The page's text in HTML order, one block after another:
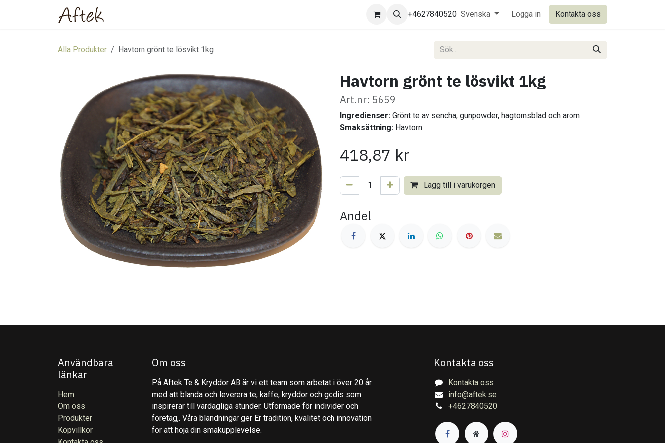
+4627840520 Svenska Logga in Kontakta oss
Alla Produkter Havtorn grönt te lösvikt 1kg
Havtorn grönt te lösvikt 1kg
Art.nr: 5659
Ingredienser: Grönt te av sencha, gunpowder, hagtornsblad och arom
Smaksättning: Havtorn
418,87 kr
Lägg till i varukorgen
Andel
Användbara
länkar
Hem
Om oss
Produkter
Köpvillkor
Om oss
På Aftek Te & Kryddor AB är vi ett team som arbetat i över 20 år
med att blanda och leverera te, kaffe, kryddor och godis som
inspirerar till vardagliga stunder. Utformade för individer och
företag,. Våra blandningar ger Er tradition, kvalitet och innovation
för att höja din smakupplevelse.
Kontakta oss
Kontakta oss
info@aftek.se
+4627840520